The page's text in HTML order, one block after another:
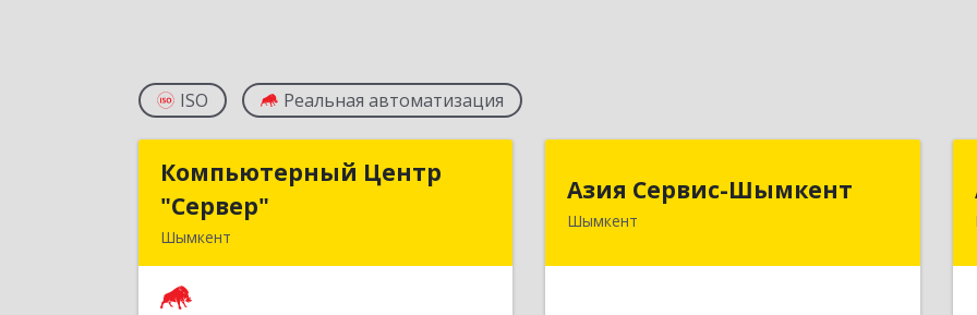
ISO Реальная автоматизация
Компьютерный Центр
"Сервер"
Шымкент
Компьютерный Центр
Азия Сервис-Шымкент
Шымкент